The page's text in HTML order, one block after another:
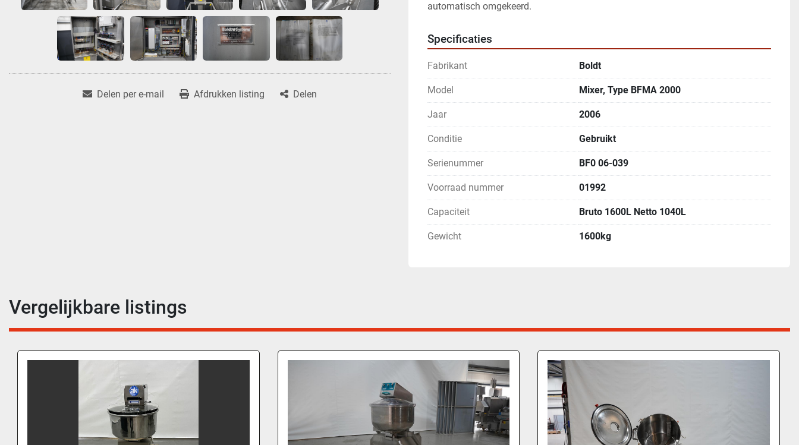
Delen per e-mail Afdrukken listing Delen
automatisch omgekeerd.
Specificaties
Fabrikant Boldt
Model Mixer, Type BFMA 2000
Jaar 2006
Conditie Gebruikt
Serienummer BF0 06-039
Voorraad nummer 01992
Capaciteit Bruto 1600L Netto 1040L
Gewicht 1600kg
Vergelijkbare listings